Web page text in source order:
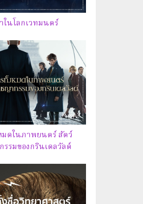
นโลกเวทมนตร์
มดในภาพยนตร์ สัตว์
รมของกรินเดลวัลด์